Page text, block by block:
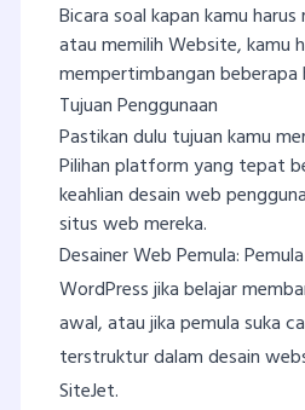
Bicara soal kapan kamu
atau memilih Website, kamu
mempertimbangan beberapa
Tujuan Penggunaan
Pastikan dulu tujuan kamu
Pilihan platform yang tepat
keahlian desain web
situs web mereka.
Desainer Web Pemula:
WordPress jika belajar
awal, atau jika pemula suka
terstruktur dalam desain
SiteJet.